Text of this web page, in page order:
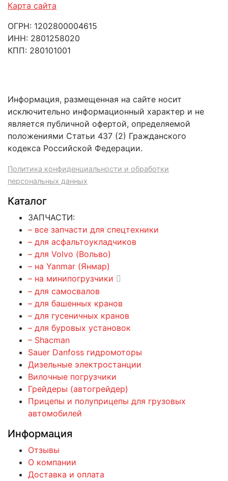
Карта сайта
ОГРН: 1202800004615
ИНН: 2801258020
КПП: 280101001
Информация, размещенная на сайте носит
исключительно информационный характер и не
является публичной офертой, определяемой
положениями Статьи 437 (2) Гражданского
кодекса Российской Федерации.
Политика конфиденциальности и обработки
персональных данных
Каталог
ЗАПЧАСТИ:
– все запчасти для спецтехники
– для асфальтоукладчиков
– для Volvo (Вольво)
– на Yanmar (Янмар)
– на минипогрузчики
– для самосвалов
– для башенных кранов
– для гусеничных кранов
– для буровых установок
– Shacman
Sauer Danfoss гидромоторы
Дизельные электростанции
Вилочные погрузчики
Грейдеры (автогрейдер)
Прицепы и полуприцепы для грузовых
автомобилей
Информация
Отзывы
О компании
Доставка и оплата